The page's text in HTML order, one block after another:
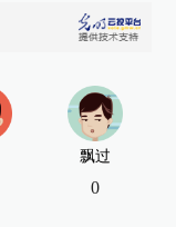
飘过
0